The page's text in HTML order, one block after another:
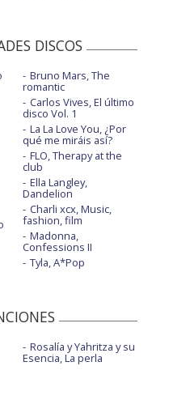
DISCOS
Bruno Mars, The
romantic
Carlos Vives, El último
disco Vol. 1
La La Love You, ¿Por
qué me miráis así?
FLO, Therapy at the
club
Ella Langley,
Dandelion
Charli xcx, Music,
fashion, film
Madonna,
Confessions II
Tyla, A*Pop
Rosalía y Yahritza y su
Esencia, La perla